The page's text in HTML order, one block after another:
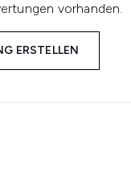
vorhanden.
ERSTELLEN